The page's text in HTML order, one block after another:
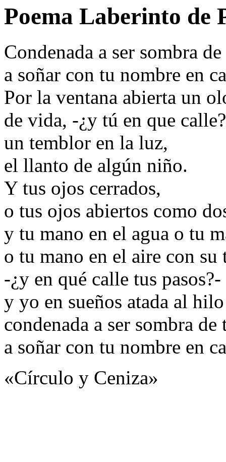
Poema Laberinto de
Condenada a ser sombra
a soñar con tu nombre en
Por la ventana abierta un
de vida, -¿y tú en que
un temblor en la luz,
el llanto de algún niño.
Y tus ojos cerrados,
o tus ojos abiertos como
y tu mano en el agua o tu
o tu mano en el aire con su
-¿y en qué calle tus pasos?-
y yo en sueños atada al
condenada a ser sombra de
a soñar con tu nombre en
«Círculo y Ceniza»